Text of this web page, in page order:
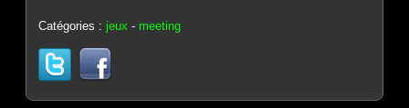
Catégories :jeux - meeting